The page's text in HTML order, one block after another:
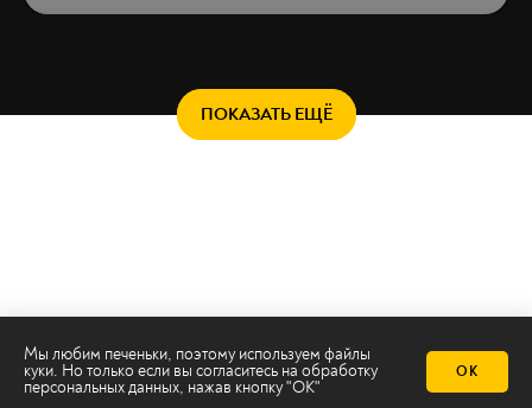
ПОКАЗАТЬ ЕЩЁ
Мы любим печеньки, поэтому используем файлы
куки. Но только если вы согласитесь на обработку
персональных данных, нажав кнопку "ОК"
ОК